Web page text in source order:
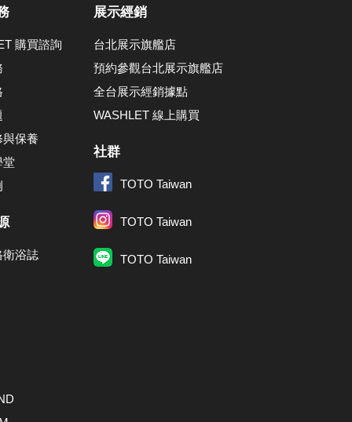
購買諮詢
保養
堂
衛浴誌
展示經銷
台北展示旗艦店
預約參觀台北展示旗艦店
全台展示經銷據點
WASHLET 線上購買
社群
TOTO Taiwan
TOTO Taiwan
TOTO Taiwan